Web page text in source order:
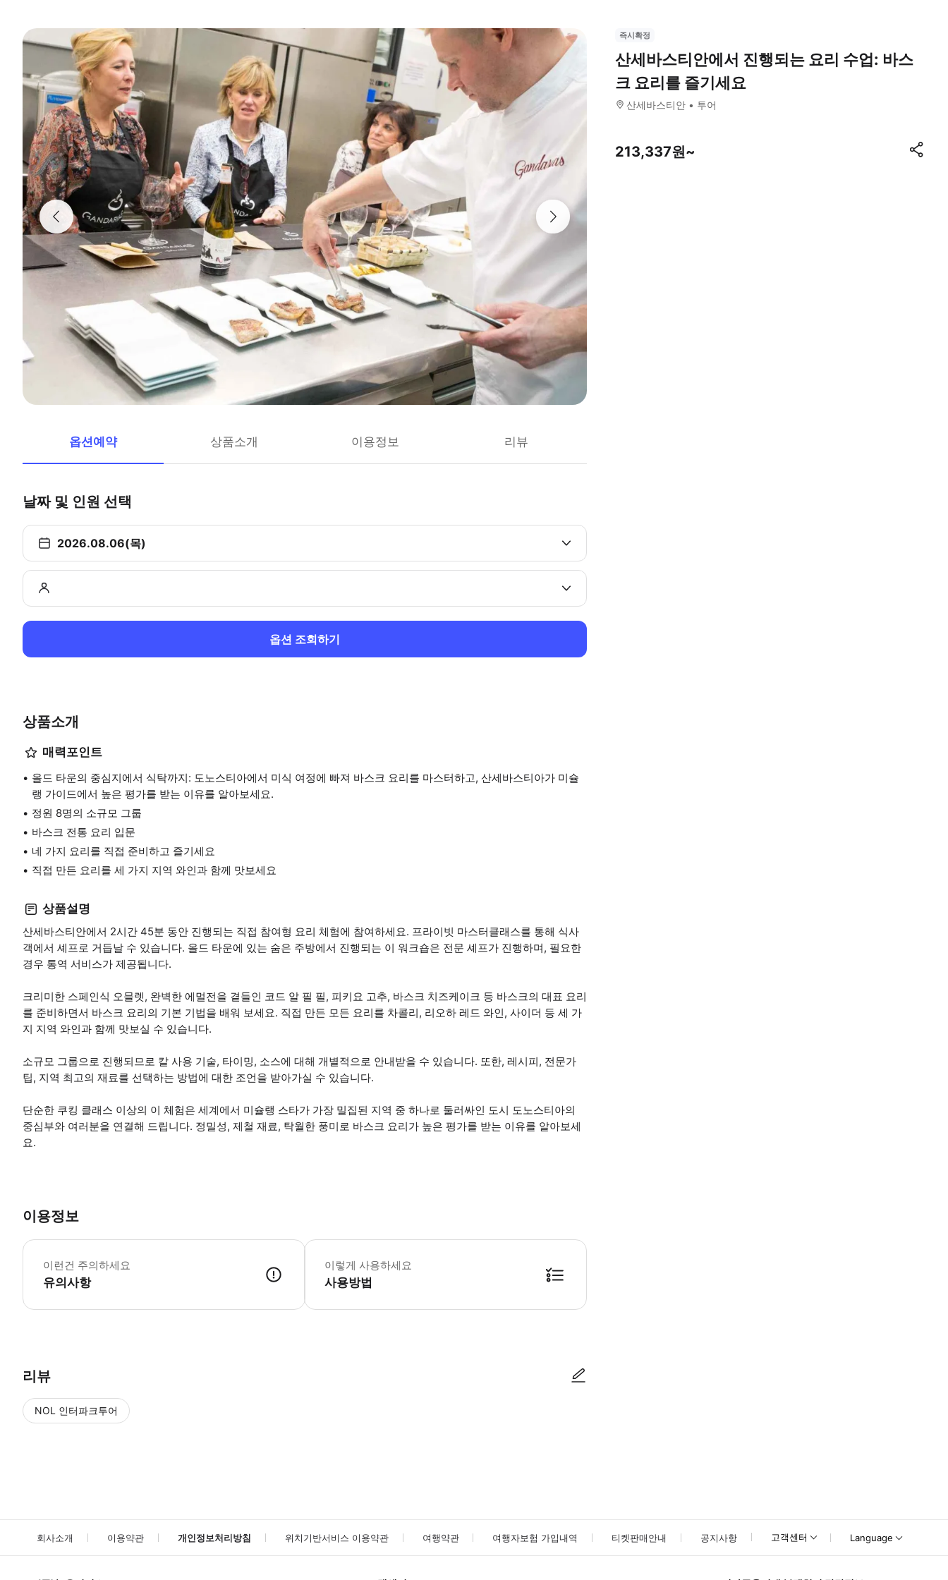
옵션예약 상품소개 이용정보 리뷰
날짜 및 인원 선택
2026.08.06(목)
옵션 조회하기
상품소개
매력포인트
올드 타운의 중심지에서 식탁까지: 도노스티아에서 미식 여정에 빠져 바스크 요리를 마스터하고, 산세바스티아가 미슐
랭 가이드에서 높은 평가를 받는 이유를 알아보세요.
정원 8명의 소규모 그룹
바스크 전통 요리 입문
네 가지 요리를 직접 준비하고 즐기세요
직접 만든 요리를 세 가지 지역 와인과 함께 맛보세요
상품설명
산세바스티안에서 2시간 45분 동안 진행되는 직접 참여형 요리 체험에 참여하세요. 프라이빗 마스터클래스를 통해 식사
객에서 셰프로 거듭날 수 있습니다. 올드 타운에 있는 숨은 주방에서 진행되는 이 워크숍은 전문 셰프가 진행하며, 필요한
경우 통역 서비스가 제공됩니다.
크리미한 스페인식 오믈렛, 완벽한 에멀전을 곁들인 코드 알 필 필, 피키요 고추, 바스크 치즈케이크 등 바스크의 대표 요리
를 준비하면서 바스크 요리의 기본 기법을 배워 보세요. 직접 만든 모든 요리를 차콜리, 리오하 레드 와인, 사이더 등 세 가
지 지역 와인과 함께 맛보실 수 있습니다.
소규모 그룹으로 진행되므로 칼 사용 기술, 타이밍, 소스에 대해 개별적으로 안내받을 수 있습니다. 또한, 레시피, 전문가
팁, 지역 최고의 재료를 선택하는 방법에 대한 조언을 받아가실 수 있습니다.
단순한 쿠킹 클래스 이상의 이 체험은 세계에서 미슐랭 스타가 가장 밀집된 지역 중 하나로 둘러싸인 도시 도노스티아의
중심부와 여러분을 연결해 드립니다. 정밀성, 제철 재료, 탁월한 풍미로 바스크 요리가 높은 평가를 받는 이유를 알아보세
요.
이용정보
이런건 주의하세요
유의사항
안타깝게도 이 체험은 비건이나 채식인에게 적합하지 않습니다 글루텐 프리 옵션이 있습니다. 예약 시 식단 관련 요구 사항을 알려주시기 바랍니다. 투어
이렇게 사용하세요
사용방법
리뷰
NOL 인터파크투어
즉시확정
산세바스티안에서 진행되는 요리 수업: 바스
크 요리를 즐기세요
산세바스티안 투어
213,337원~
회사소개 이용약관 개인정보처리방침 위치기반서비스 이용약관 여행약관 여행자보험 가입내역 티켓판매안내 공지사항 고객센터 Language